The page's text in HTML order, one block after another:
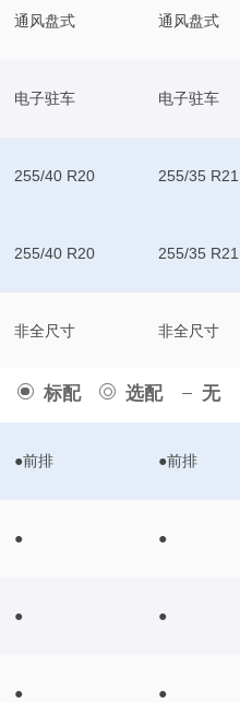
标配 选配 无
通风盘式 通风盘式
电子驻车 电子驻车
255/40 R20 255/35 R21
255/40 R20 255/35 R21
非全尺寸 非全尺寸
●前排 ●前排
● ●
● ●
● ●